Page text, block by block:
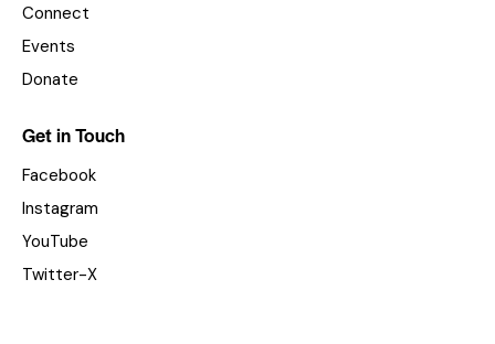
Connect
Events
Donate
Get in Touch
Facebook
Instagram
YouTube
Twitter-X